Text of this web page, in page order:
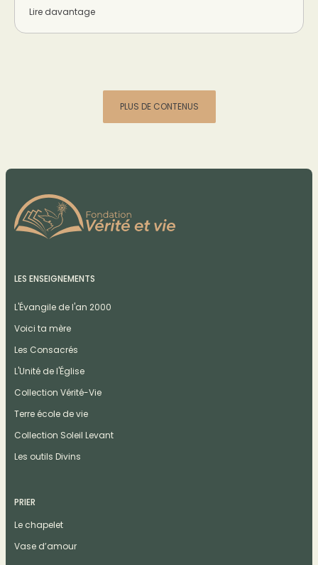
Lire davantage
PLUS DE CONTENUS
LES ENSEIGNEMENTS
L'Évangile de l'an 2000
Voici ta mère
Les Consacrés
L'Unité de l'Église
Collection Vérité-Vie
Terre école de vie
Collection Soleil Levant
Les outils Divins
PRIER
Le chapelet
Vase d’amour